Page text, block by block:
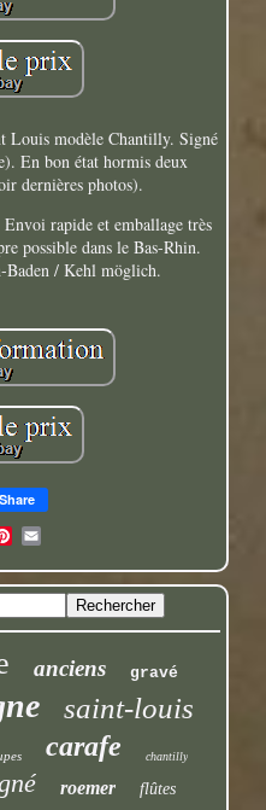
Louis modèle Chantilly. Signé
En bon état hormis deux
dernières photos).
rapide et emballage très
possible dans le Bas-Rhin.
Baden / Kehl möglich.
Share
anciens gravé
saint-louis
carafe chantilly
roemer flûtes